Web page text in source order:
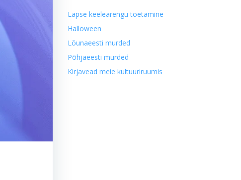
Lapse keelearengu toetamine
Halloween
Lõunaeesti murded
Põhjaeesti murded
Kirjavead meie kultuuriruumis